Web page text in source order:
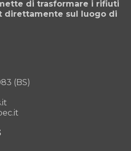
di trasformare i rifiuti
direttamente sul luogo di
(BS)